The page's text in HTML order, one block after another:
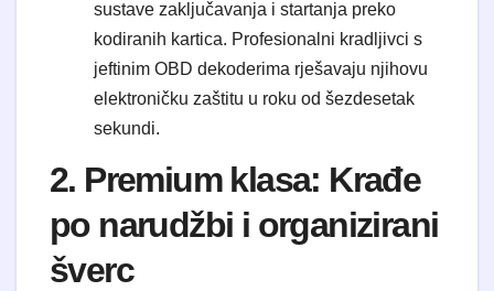
sustave zaključavanja i startanja preko
kodiranih kartica. Profesionalni kradljivci s
jeftinim OBD dekoderima rješavaju njihovu
elektroničku zaštitu u roku od šezdesetak
sekundi.
2. Premium klasa: Krađe
po narudžbi i organizirani
šverc